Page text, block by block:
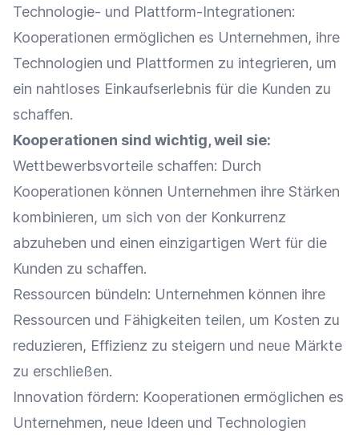
Technologie- und Plattform-Integrationen:
Kooperationen ermöglichen es Unternehmen, ihre
Technologien und Plattformen zu integrieren, um
ein nahtloses Einkaufserlebnis für die Kunden zu
schaffen.
Kooperationen sind wichtig, weil sie:
Wettbewerbsvorteile schaffen: Durch
Kooperationen können Unternehmen ihre Stärken
kombinieren, um sich von der Konkurrenz
abzuheben und einen einzigartigen Wert für die
Kunden zu schaffen.
Ressourcen bündeln: Unternehmen können ihre
Ressourcen und Fähigkeiten teilen, um Kosten zu
reduzieren, Effizienz zu steigern und neue Märkte
zu erschließen.
Innovation fördern: Kooperationen ermöglichen es
Unternehmen, neue Ideen und Technologien